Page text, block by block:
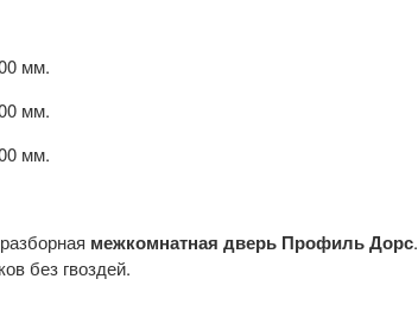
мм.
мм.
мм.
межкомнатная дверь Профиль Дорс.
без гвоздей.